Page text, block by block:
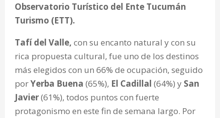
Observatorio Turístico del Ente Tucumán
Turismo (ETT).
Tafí del Valle, con su encanto natural y con su
rica propuesta cultural, fue uno de los destinos
más elegidos con un 66% de ocupación, seguido
porYerba Buena (65%), El Cadillal (64%) y San
Javier(61%), todos puntos con fuerte
protagonismo en este fin de semana largo. Por